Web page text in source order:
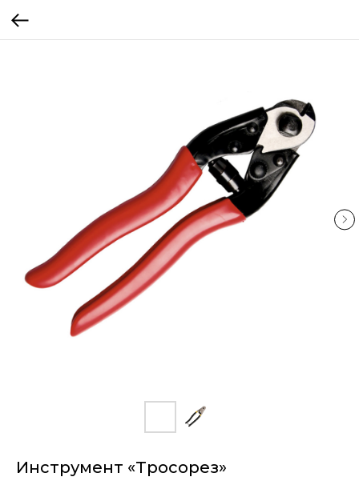
Инструмент «Тросорез»